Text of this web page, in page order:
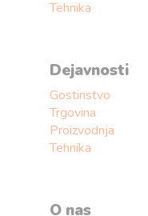
Tehnika
Dejavnosti
Gostinstvo
Trgovina
Proizvodnja
Tehnika
O nas